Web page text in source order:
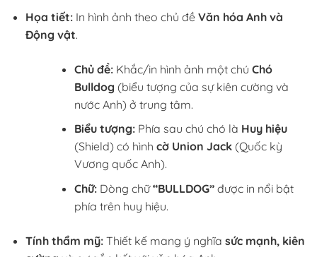
Họa tiết:In hình ảnh theo chủ đề Văn hóa Anh và
Động vật.
Chủ đề:Khắc/in hình ảnh một chú Chó
Bulldog (biểu tượng của sự kiên cường và
nước Anh) ở trung tâm.
Biểu tượng:Phía sau chú chó là Huy hiệu
(Shield) có hình cờ Union Jack(Quốc kỳ
Vương quốc Anh).
Chữ:Dòng chữ“BULLDOG”được in nổi bật
phía trên huy hiệu.
Tính thẩm mỹ:Thiết kế mang ý nghĩa sức mạnh, kiên